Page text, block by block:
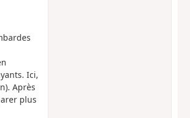
Ici,
Après
plus